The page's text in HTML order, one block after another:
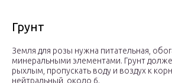
Грунт
Земля для розы нужна питательная,
минеральными элементами. Грунт
рыхлым, пропускать воду и воздух к
нейтральный, около 6.